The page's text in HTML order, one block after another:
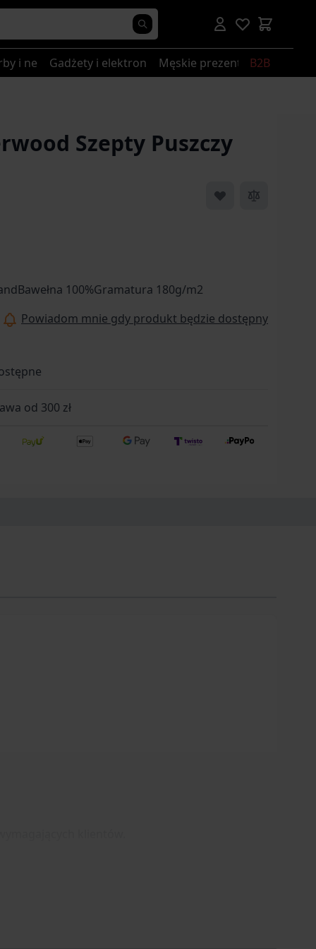
i nerkiGadżety i elektronikaMęskie prezenty B2B
Szepty Puszczy
100%Gramatura 180g/m2
Powiadom mnie gdy produkt będzie dostępny
od 300 zł